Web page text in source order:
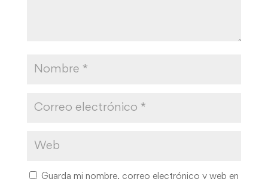
Guarda mi nombre, correo electrónico y web en